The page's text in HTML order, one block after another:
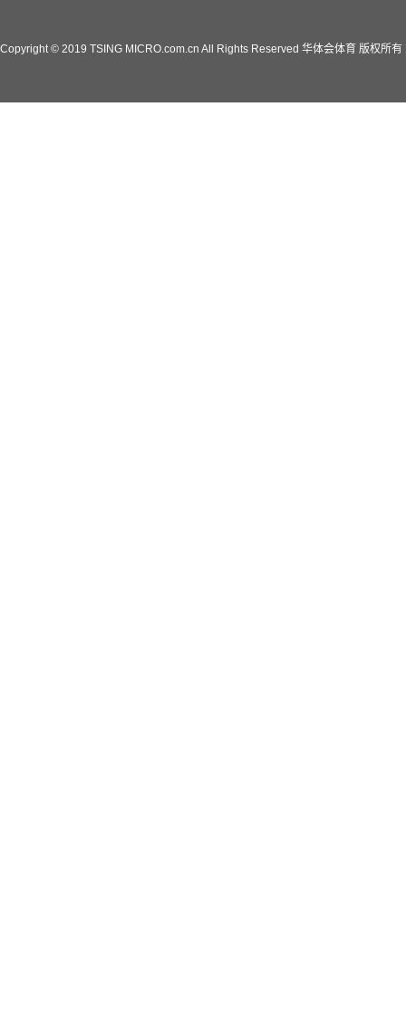
Copyright © 2019 TSING MICRO.com.cn All Rights Reserved 华体会体育 版权所有